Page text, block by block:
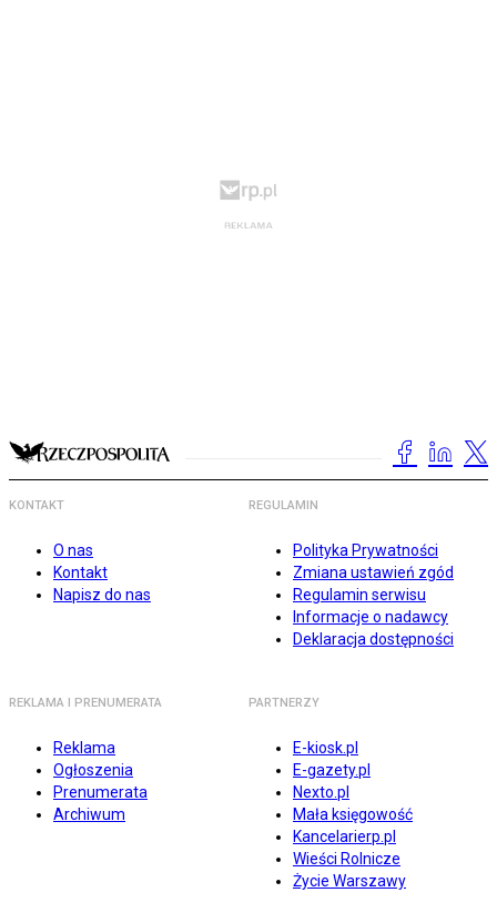
KONTAKT
O nas
Kontakt
Napisz do nas
REGULAMIN
Polityka Prywatności
Zmiana ustawień zgód
Regulamin serwisu
Informacje o nadawcy
Deklaracja dostępności
REKLAMA I PRENUMERATA
Reklama
Ogłoszenia
Prenumerata
Archiwum
PARTNERZY
E-kiosk.pl
E-gazety.pl
Nexto.pl
Mała księgowość
Kancelarierp.pl
Wieści Rolnicze
Życie Warszawy